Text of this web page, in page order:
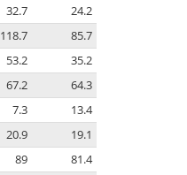
32.7
24.2
118.7
85.7
53.2
35.2
67.2
64.3
7.3
13.4
20.9
19.1
89
81.4